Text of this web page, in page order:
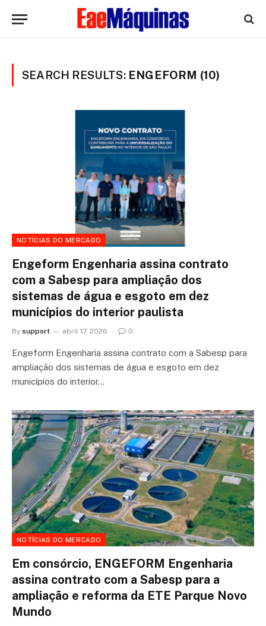
SEARCH RESULTS: ENGEFORM (10)
NOTÍCIAS DO MERCADO
Engeform Engenharia assina contrato
com a Sabesp para ampliação dos
sistemas de água e esgoto em dez
municípios do interior paulista
By support abril 17, 2026 0
Engeform Engenharia assina contrato com a Sabesp para
ampliação dos sistemas de água e esgoto em dez
municípios do interior…
NOTÍCIAS DO MERCADO
Em consórcio, ENGEFORM Engenharia
assina contrato com a Sabesp para a
ampliação e reforma da ETE Parque Novo
Mundo